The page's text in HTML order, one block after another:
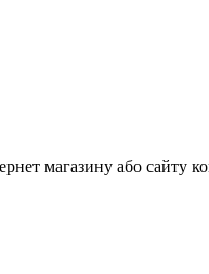
магазину або сайту